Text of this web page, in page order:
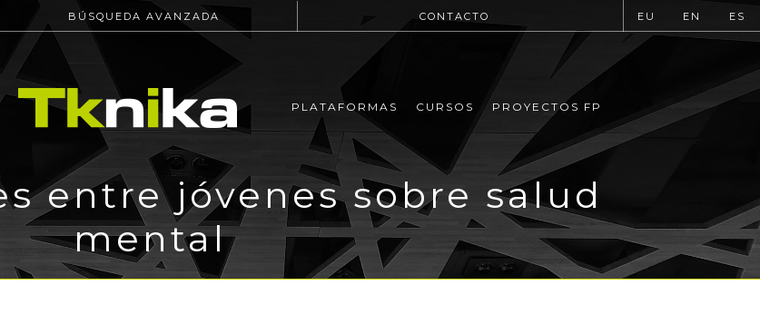
BÚSQUEDA AVANZADA CONTACTO EU EN ES
PLATAFORMAS CURSOS PROYECTOS FP
entre jóvenes sobre salud
mental